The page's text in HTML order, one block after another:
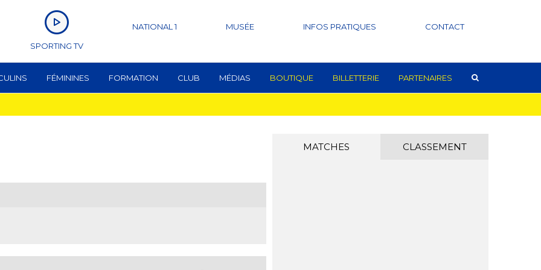
SPORTING TV
NATIONAL 1 MUSÉE INFOS PRATIQUES CONTACT
FÉMININES FORMATION CLUB MÉDIAS BOUTIQUE BILLETTERIE PARTENAIRES
MATCHES CLASSEMENT